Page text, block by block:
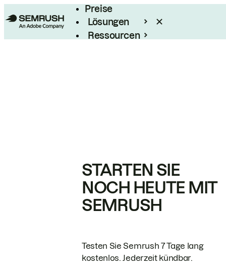
Preise
Lösungen
Ressourcen
STARTEN SIE
NOCH HEUTE MIT
SEMRUSH
Testen Sie Semrush 7 Tage lang
kostenlos. Jederzeit kündbar.